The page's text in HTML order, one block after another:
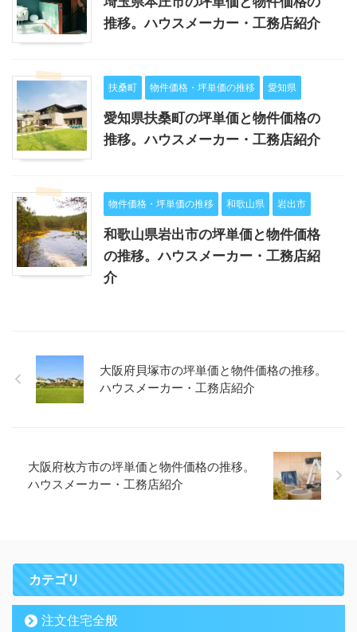
推移。ハウスメーカー・工務店紹介
扶桑町 物件価格・坪単価の推移 愛知県
愛知県扶桑町の坪単価と物件価格の
推移。ハウスメーカー・工務店紹介
物件価格・坪単価の推移 和歌山県 岩出市
和歌山県岩出市の坪単価と物件価格
の推移。ハウスメーカー・工務店紹
介
大阪府貝塚市の坪単価と物件価格の推移。
ハウスメーカー・工務店紹介
大阪府枚方市の坪単価と物件価格の推移。
ハウスメーカー・工務店紹介
カテゴリ
注文住宅全般